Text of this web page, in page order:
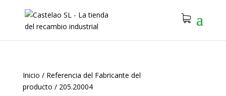
Inicio / Referencia del Fabricante del
producto / 205.20004